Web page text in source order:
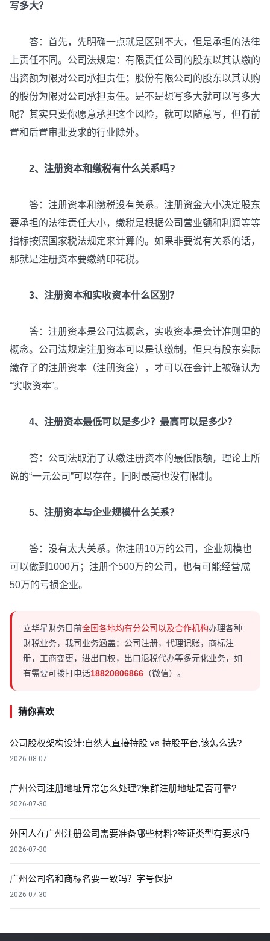
写多大？
答：首先，先明确一点就是区别不大，但是承担的法律
上责任不同。公司法规定：有限责任公司的股东以其认缴的
出资额为限对公司承担责任；股份有限公司的股东以其认购
的股份为限对公司承担责任。是不是想写多大就可以写多大
呢？其实只要你愿意承担这个风险，就可以随意写，但有前
置和后置审批要求的行业除外。
2、注册资本和缴税有什么关系吗?
答：注册资本和缴税没有关系。注册资金大小决定股东
要承担的法律责任大小，缴税是根据公司营业额和利润等等
指标按照国家税法规定来计算的。如果非要说有关系的话，
那就是注册资本要缴纳印花税。
3、注册资本和实收资本什么区别？
答：注册资本是公司法概念，实收资本是会计准则里的
概念。公司法规定注册资本可以是认缴制，但只有股东实际
缴存了的注册资本（注册资金），才可以在会计上被确认为
“实收资本”。
4、注册资本最低可以是多少？最高可以是多少？
答：公司法取消了认缴注册资本的最低限额，理论上所
说的“一元公司”可以存在，同时最高也没有限制。
5、注册资本与企业规模什么关系？
答：没有太大关系。你注册10万的公司，企业规模也
可以做到1000万；注册个500万的公司，也有可能经营成
50万的亏损企业。
立华星财务目前全国各地均有分公司以及合作机构办理各种
财税业务，我司业务涵盖：公司注册，代理记账，商标注
册，工商变更，进出口权，出口退税代办等多元化业务，如
有需要可拨打电话18820806866 （微信）。
猜你喜欢
公司股权架构设计:自然人直接持股 vs 持股平台,该怎么选?
2026-08-07
广州公司注册地址异常怎么处理?集群注册地址是否可靠?
2026-07-30
外国人在广州注册公司需要准备哪些材料?签证类型有要求吗
2026-07-30
广州公司名和商标名要一致吗？字号保护
2026-07-30